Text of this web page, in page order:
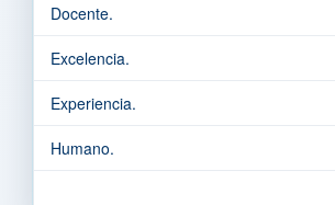
Docente.
Excelencia.
Experiencia.
Humano.